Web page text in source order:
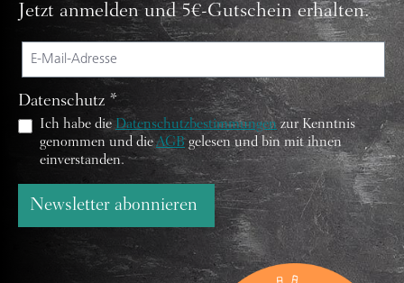
Jetzt anmelden und 5€-Gutschein erhalten.
Datenschutz *
Ich habe dieDatenschutzbestimmungenzur Kenntnis
genommen und dieAGBgelesen und bin mit ihnen
einverstanden.
Newsletter abonnieren